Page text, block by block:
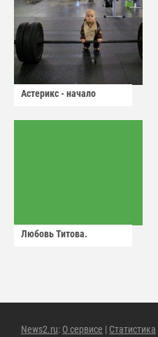
Астерикс - начало
Любовь Титова.
News2.ru: О сервисе | Статистика